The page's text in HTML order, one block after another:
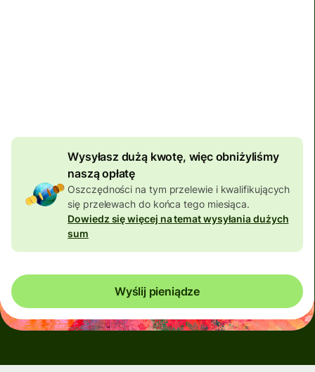
Wysyłasz dużą kwotę, więc obniżyliśmy
naszą opłatę
Oszczędności na tym przelewie i kwalifikujących
się przelewach do końca tego miesiąca.
Dowiedz się więcej na temat wysyłania dużych
sum
Wyślij pieniądze